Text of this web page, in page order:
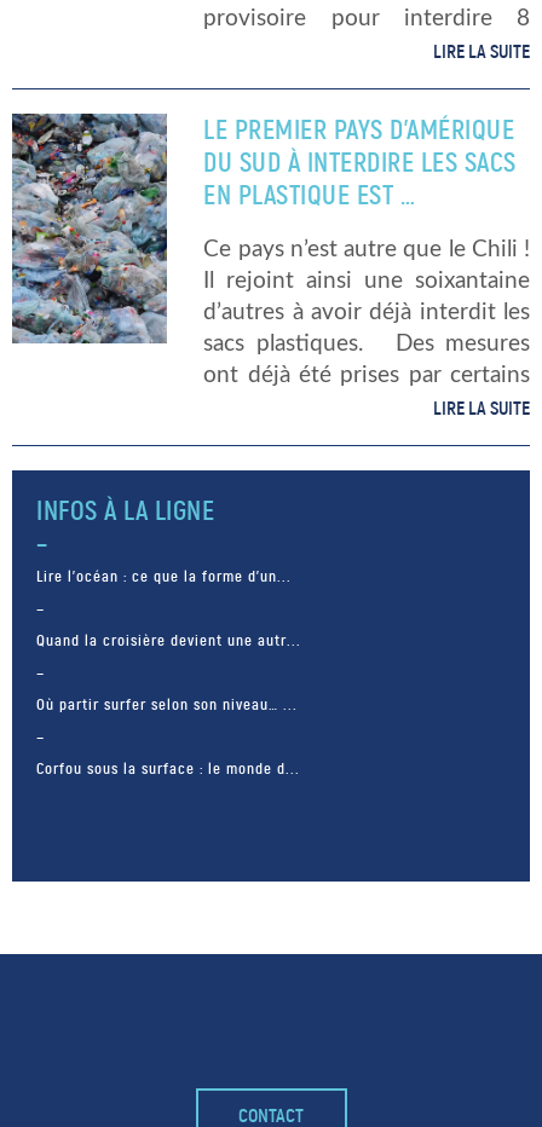
provisoire pour interdire 8
catégories de produits jetables
Cette directive a été votée
officiellement par le Parlement
européen le […]
LIRE LA SUITE
LE PREMIER PAYS D’AMÉRIQUE
DU SUD À INTERDIRE LES SACS
EN PLASTIQUE EST …
Ce pays n’est autre que le Chili !
Il rejoint ainsi une soixantaine
d’autres à avoir déjà interdit les
sacs plastiques. Des mesures
ont déjà été prises par certains
chiliens afin de réduire la
millions […]
LIRE LA SUITE
INFOS À LA LIGNE
Lire l’océan : ce que la forme d’un...
Quand la croisière devient une autr...
Où partir surfer selon son niveau… ...
Corfou sous la surface : le monde d...
CONTACT